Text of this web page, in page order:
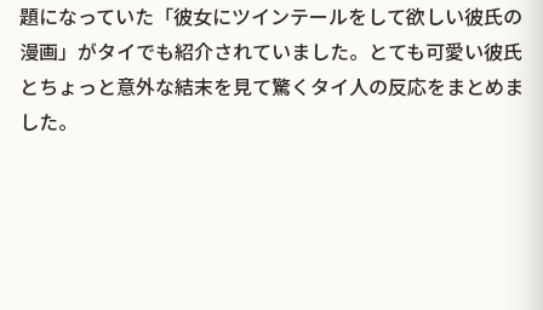
題になっていた「彼女にツインテールをして欲しい彼氏の
漫画」がタイでも紹介されていました。とても可愛い彼氏
とちょっと意外な結末を見て驚くタイ人の反応をまとめま
した。